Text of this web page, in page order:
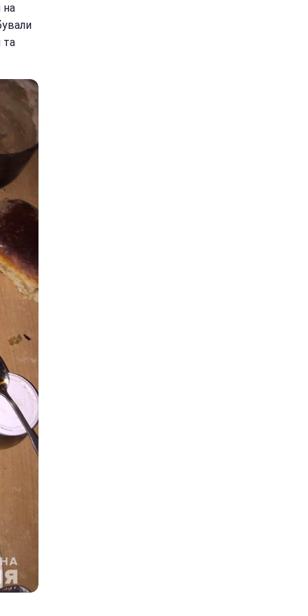
на
та